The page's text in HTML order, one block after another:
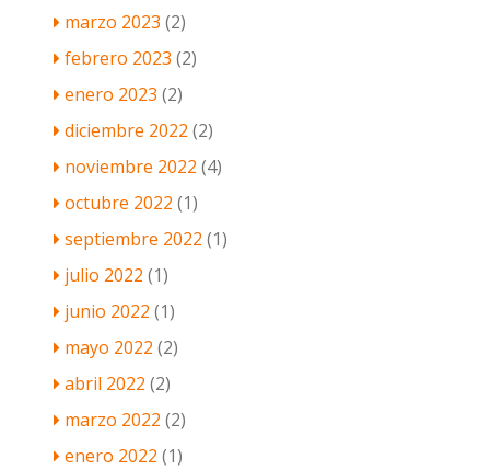
marzo 2023 (2)
febrero 2023 (2)
enero 2023 (2)
diciembre 2022 (2)
noviembre 2022 (4)
octubre 2022 (1)
septiembre 2022 (1)
julio 2022 (1)
junio 2022 (1)
mayo 2022 (2)
abril 2022 (2)
marzo 2022 (2)
enero 2022 (1)